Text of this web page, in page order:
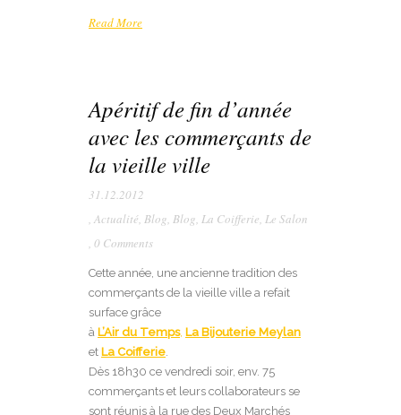
Read More
Apéritif de fin d’année
avec les commerçants de
la vieille ville
31.12.2012
, Actualité, Blog, Blog, La Coifferie, Le Salon
, 0 Comments
Cette année, une ancienne tradition des
commerçants de la vieille ville a refait
surface grâce
à L’Air du Temps, La Bijouterie Meylan
et La Coifferie
Dès 18h30 ce vendredi soir, env. 75
commerçants et leurs collaborateurs se
sont réunis à la rue des Deux Marchés